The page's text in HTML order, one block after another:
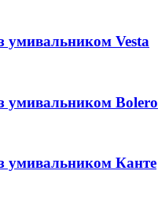
Vesta
Bolero
Канте